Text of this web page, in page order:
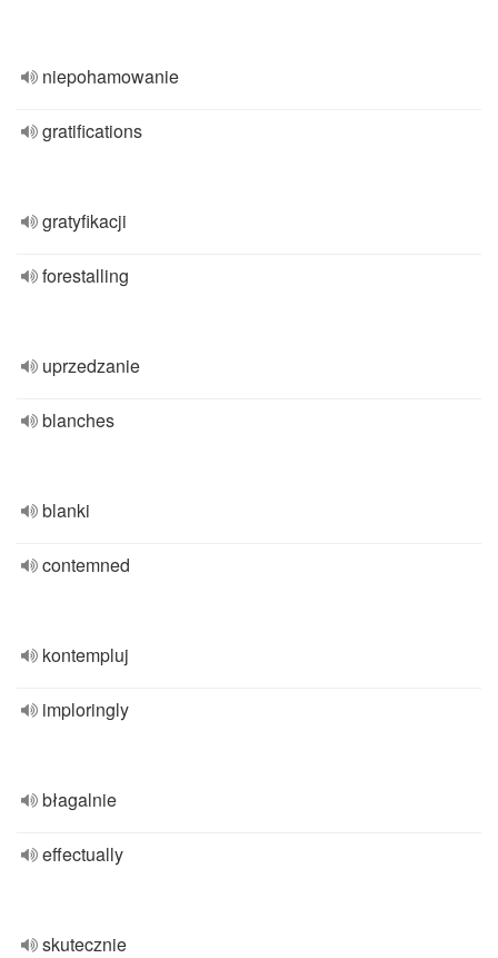
niepohamowanie
gratifications
gratyfikacji
forestalling
uprzedzanie
blanches
blanki
contemned
kontempluj
imploringly
błagalnie
effectually
skutecznie